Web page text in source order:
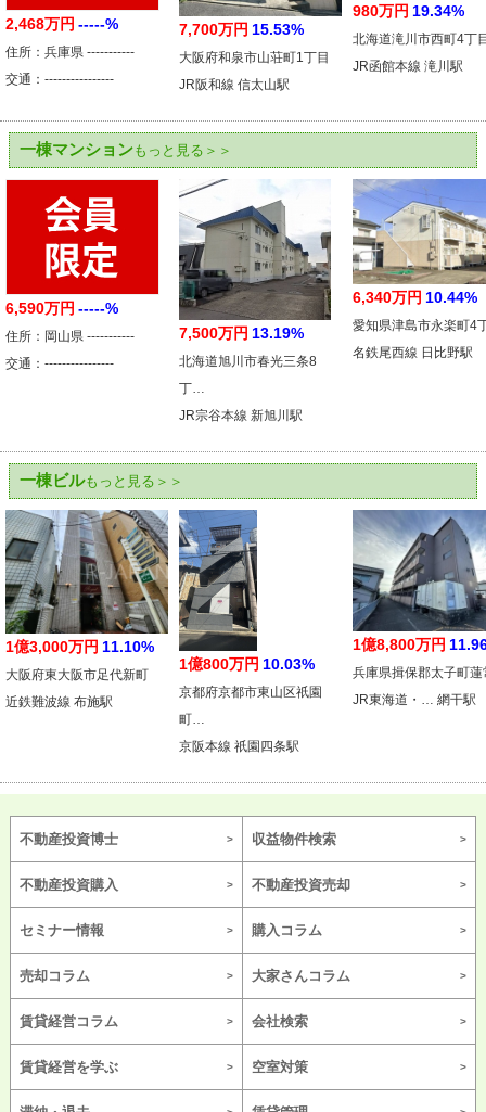
2,468万円 -----%
住所：兵庫県 -----------
交通：----------------
7,700万円 15.53%
大阪府和泉市山荘町1丁目
JR阪和線 信太山駅
980万円 19.34%
北海道滝川市西町4丁
JR函館本線 滝川駅
一棟マンションもっと見る＞＞
6,590万円 -----%
住所：岡山県 -----------
交通：----------------
7,500万円 13.19%
北海道旭川市春光三条8
丁…
JR宗谷本線 新旭川駅
6,340万円 10.44%
愛知県津島市永楽町4
名鉄尾西線 日比野駅
一棟ビルもっと見る＞＞
1億3,000万円 11.10%
大阪府東大阪市足代新町
近鉄難波線 布施駅
1億800万円 10.03%
京都府京都市東山区祇園
町…
京阪本線 祇園四条駅
1億8,800万円
兵庫県揖保郡太子町蓮
JR東海道・… 網干駅
不動産投資博士 収益物件検索
不動産投資購入 不動産投資売却
セミナー情報 購入コラム
売却コラム 大家さんコラム
賃貸経営コラム 会社検索
賃貸経営を学ぶ 空室対策